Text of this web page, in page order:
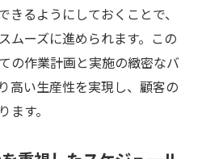
きるようにしておくことで、
ムーズに進められます。この
の作業計画と実施の緻密なバ
高い生産性を実現し、顧客の
す。